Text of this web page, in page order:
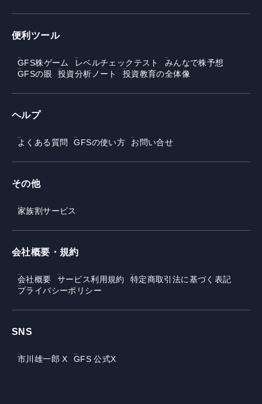
便利ツール
GFS株ゲーム レベルチェックテスト
みんなで株予想
GFSの眼
投資分析ノート 投資教育の全体像
ヘルプ
よくある質問 GFSの使い方 お問い合せ
その他
家族割サービス
会社概要・規約
会社概要 サービス利用規約
特定商取引法に基づく表記
プライバシーポリシー
SNS
市川雄一郎 X GFS 公式X